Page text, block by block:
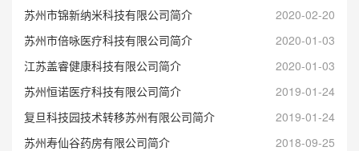
2020-02-20
苏州市锦新纳米科技有限公司简介
2020-01-03
苏州市倍咏医疗科技有限公司简介
2020-01-03
江苏盖睿健康科技有限公司简介
2019-01-24
苏州恒诺医疗科技有限公司简介
2019-01-24
复旦科技园技术转移苏州有限公司简介
2018-09-25
苏州寿仙谷药房有限公司简介